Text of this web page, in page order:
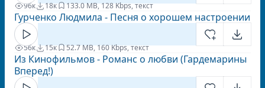
96к 18к 133.0 MB, 128 Kbps, текст
Гурченко Людмила - Песня о хорошем настроении
56к 15к 52.7 MB, 160 Kbps, текст
Из Кинофильмов - Романс о любви (Гардемарины
Вперед!)